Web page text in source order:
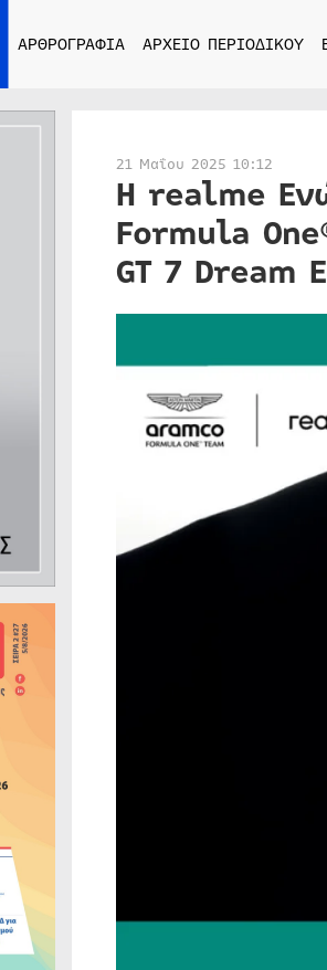
ΑΡΘΡΟΓΡΑΦΙΑ ΑΡΧΕΙΟ ΠΕΡΙΟΔΙΚΟΥ
21 Μαΐου 2025 10:12
Η realme
Formula
GT 7 Dream